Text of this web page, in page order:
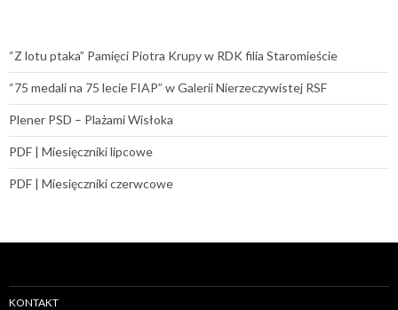
“Z lotu ptaka” Pamięci Piotra Krupy w RDK filia Staromieście
“75 medali na 75 lecie FIAP” w Galerii Nierzeczywistej RSF
Plener PSD – Plażami Wisłoka
PDF | Miesięczniki lipcowe
PDF | Miesięczniki czerwcowe
KONTAKT